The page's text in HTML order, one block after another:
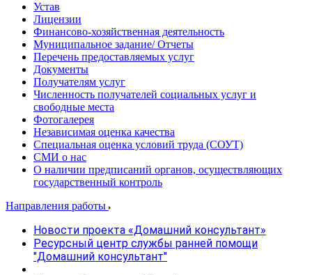
Устав
Лицензии
Финансово-хозяйственная деятельность
Муниципальное задание/ Отчеты
Перечень предоставляемых услуг
Документы
Получателям услуг
Численность получателей социальных услуг и
свободные места
Фотогалерея
Независимая оценка качества
Специальная оценка условий труда (СОУТ)
СМИ о нас
О наличии предписаний органов, осуществляющих
государственный контроль
Направления работы
Новости проекта «Домашний консультант»
Ресурсный центр службы ранней помощи
"Домашний консультант"